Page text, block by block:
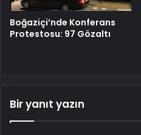
Boğaziçi’nde Konferans
Protestosu: 97 Gözaltı
Bir yanıt yazın